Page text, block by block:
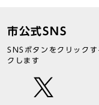
市公式SNS
SNSボタンをクリック
クします